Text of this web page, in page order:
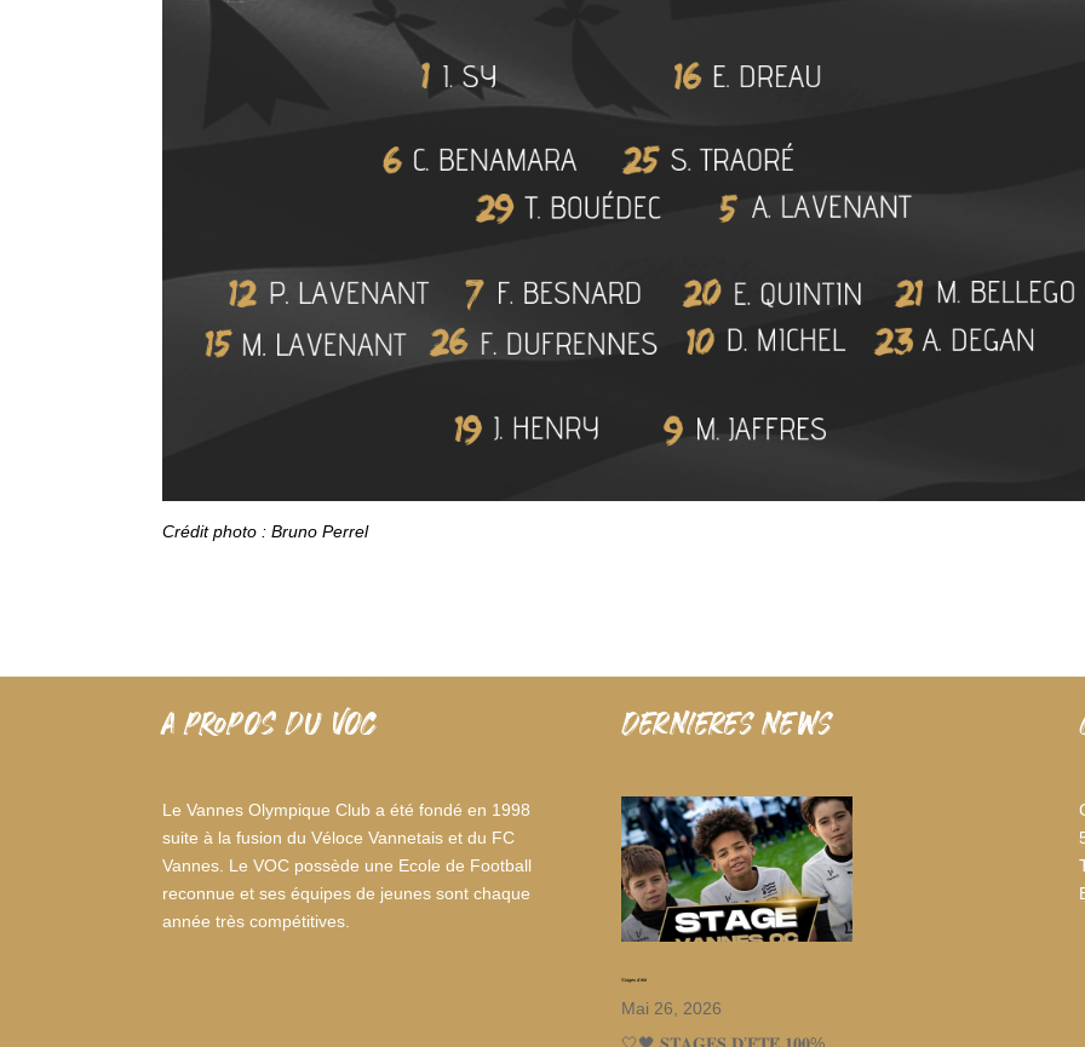
Crédit photo : Bruno Perrel
A PROPOS DU VOC
Le Vannes Olympique Club a été fondé en 1998
suite à la fusion du Véloce Vannetais et du FC
Vannes. Le VOC possède une Ecole de Football
reconnue et ses équipes de jeunes sont chaque
année très compétitives.
dernieres news
Stages d’été
Mai 26, 2026